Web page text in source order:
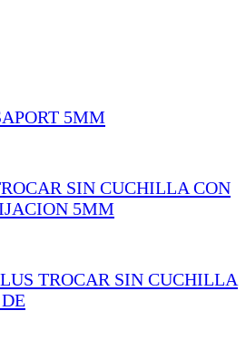
5MM
SIN CUCHILLA CON
5MM
TROCAR SIN CUCHILLA